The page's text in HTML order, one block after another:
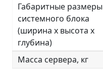
Габаритные размеры
системного блока
(ширина х высота х
глубина)
Масса сервера, кг